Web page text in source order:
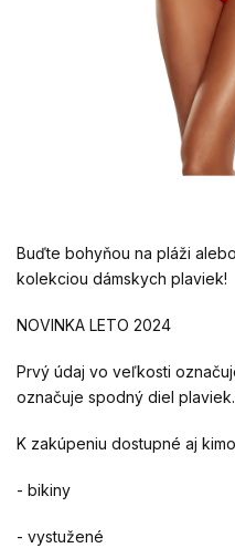
Buďte bohyňou na pláži
kolekciou dámskych plaviek!
NOVINKA LETO 2024
Prvý údaj vo veľkosti
označuje spodný diel plaviek.
K zakúpeniu dostupné aj
- bikiny
- vystužené